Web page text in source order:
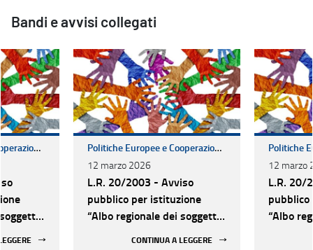
Bandi e avvisi collegati
Politiche Europee e Cooperazione Internazionale
Politiche Europee e Cooperazione Internazionale
12 marzo 2026
L.R. 20/2003 - Avviso
pubblico per istituzione
“Albo regionale dei soggetti
CONTINUA A LEGGERE
12 marzo
L.R. 20/
“Albo